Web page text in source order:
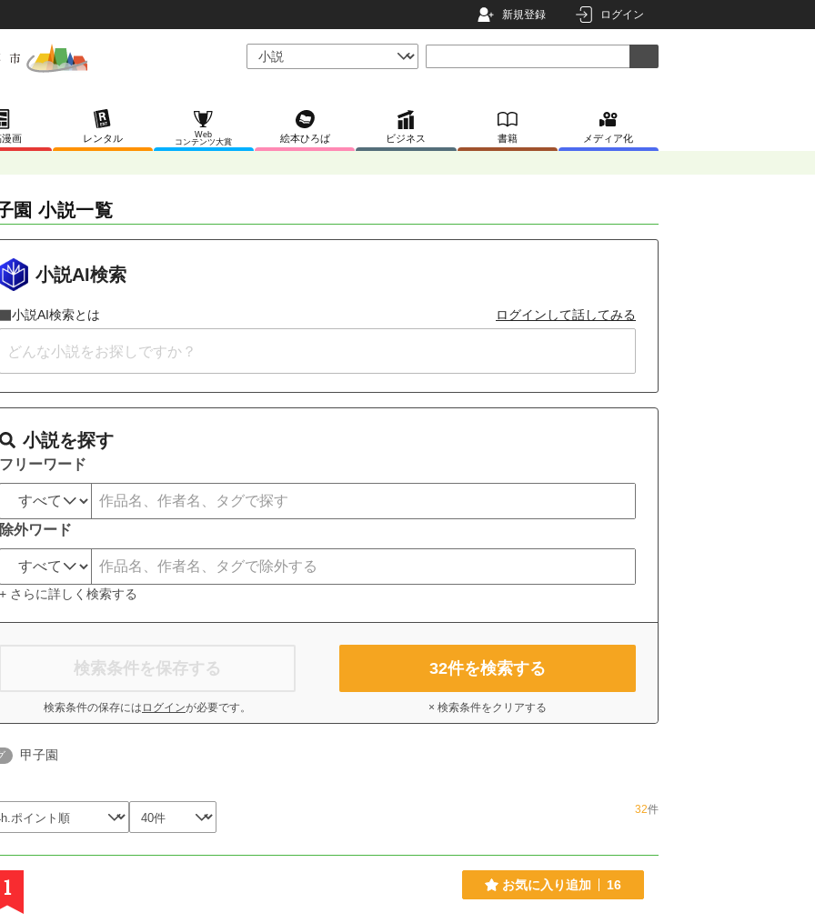
新規登録 ログイン
画 レンタル
Web
コンテンツ大賞
絵本ひろば ビジネス 書籍 メディア化
園 小説一覧
小説AI検索
小説AI検索とは ログインして話してみる
小説を探す
フリーワード
除外ワード
+ さらに詳しく検索する
検索条件を保存する
検索条件の保存には ログインが必要です。
32件を検索する
× 検索条件をクリアする
甲子園
32件
1 お気に入り追加 16